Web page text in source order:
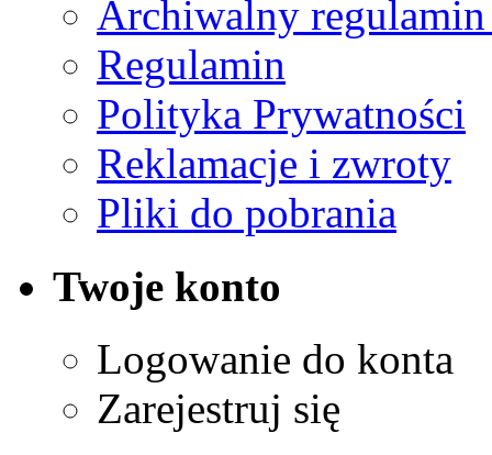
Archiwalny
Regulamin
Polityka Prywatności
Reklamacje i zwroty
Pliki do pobrania
Twoje konto
Logowanie do konta
Zarejestruj się